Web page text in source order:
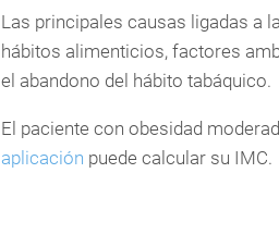
Las principales causas ligadas a
hábitos alimenticios, factores
el abandono del hábito tabáquico.
El paciente con obesidad
aplicación puede calcular su IMC.